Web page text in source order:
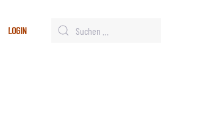
LOGIN